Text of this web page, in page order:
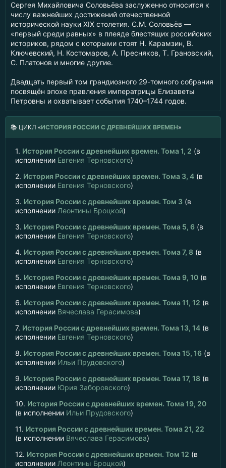
Сергея Михайловича Соловьёва заслуженно относится к
числу важнейших достижений отечественной
исторической науки XIX столетия. С.М. Соловьёв —
«первый среди равных» в плеяде блестящих российских
историков, рядом с которыми стоят Н. Карамзин, В.
Ключевский, Н. Костомаров, А. Пресняков, Т. Грановский,
С. Платонов и многие другие.
Двадцать первый том грандиозного 29-томного собрания
посвящён эпохе правления императрицы Елизаветы
Петровны и охватывает события 1740–1744 годов.
📚 ЦИКЛ «ИСТОРИЯ РОССИИ С ДРЕВНЕЙШИХ ВРЕМЕН»
1. История России с древнейших времен. Тома 1, 2 (в
исполнении Евгения Терновского)
2. История России с древнейших времен. Тома 3, 4 (в
исполнении Евгения Терновского)
3. История России с древнейших времен. Том 3 (в
исполнении Леонтины Броцкой)
3. История России с древнейших времен. Тома 5, 6 (в
исполнении Евгения Терновского)
4. История России с древнейших времен. Тома 7, 8 (в
исполнении Евгения Терновского)
5. История России с древнейших времен. Тома 9, 10 (в
исполнении Евгения Терновского)
6. История России с древнейших времен. Тома 11, 12 (в
исполнении Вячеслава Герасимова)
7. История России с древнейших времен. Тома 13, 14 (в
исполнении Евгения Терновского)
8. История России с древнейших времен. Тома 15, 16 (в
исполнении Ильи Прудовского)
9. История России с древнейших времен. Тома 17, 18 (в
исполнении Юрия Заборовского)
10. История России с древнейших времен. Тома 19, 20
(в исполнении Ильи Прудовского)
11. История России с древнейших времен. Тома 21, 22
(в исполнении Вячеслава Герасимова)
12. История России с древнейших времен. Том 12 (в
исполнении Леонтины Броцкой)